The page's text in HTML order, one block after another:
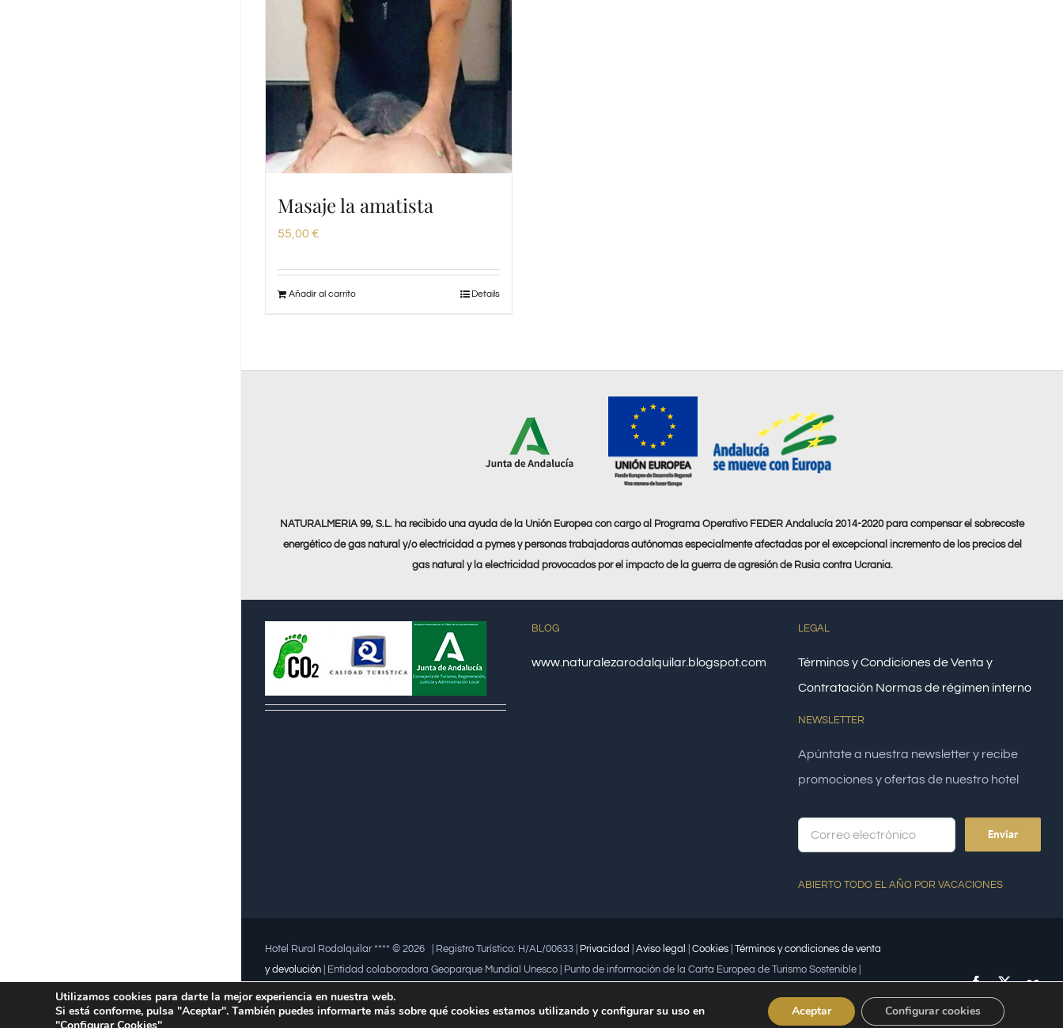
Masaje la amatista
55,00 €
Añadir al carrito Details
NATURALMERIA 99, S.L. ha recibido una ayuda de la Unión Europea con cargo al Programa Operativo FEDER Andalucía 2014-2020 para compensar el sobrecoste
energético de gas natural y/o electricidad a pymes y personas trabajadoras autónomas especialmente afectadas por el excepcional incremento de los precios del
gas natural y la electricidad provocados por el impacto de la guerra de agresión de Rusia contra Ucrania.
BLOG
www.naturalezarodalquilar.blogspot.com
LEGAL
Términos y Condiciones de Venta y
Contratación Normas de régimen interno
NEWSLETTER
Apúntate a nuestra newsletter y recibe
promociones y ofertas de nuestro hotel
ABIERTO TODO EL AÑO POR VACACIONES
Hotel Rural Rodalquilar **** © 2026 | Registro Turístico: H/AL/00633 | Privacidad Aviso legal Cookies Términos y condiciones de venta
y devolución | Entidad colaboradora Geoparque Mundial Unesco | Punto de información de la Carta Europea de Turismo Sostenible |
Premio Meridiana 2004 a la iniciativa empresarial que fomenta la igualdad | Premio a la mujer trabajadora | Premio Lápiz por la
Universidad de Almería
Facebook
X
Utilizamos cookies para darte la mejor experiencia en nuestra web.
Si está conforme, pulsa "Aceptar". También puedes informarte más sobre qué cookies estamos utilizando y configurar su uso en
Aceptar Configurar cookies